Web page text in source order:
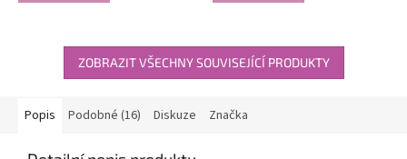
ZOBRAZIT VŠECHNY SOUVISEJÍCÍ PRODUKTY
Popis Podobné (16) Diskuze Značka